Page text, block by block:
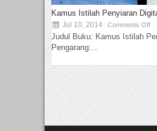
Kamus Istilah Penyiaran
Jul 10, 2014 Comments Off
Judul Buku: Kamus Istilah
Pengarang:...